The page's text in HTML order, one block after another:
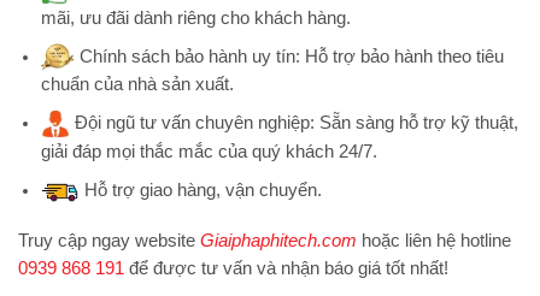
mãi, ưu đãi dành riêng cho khách hàng.
Chính sách bảo hành uy tín: Hỗ trợ bảo hành theo tiêu
chuẩn của nhà sản xuất.
Đội ngũ tư vấn chuyên nghiệp: Sẵn sàng hỗ trợ kỹ thuật,
giải đáp mọi thắc mắc của quý khách 24/7.
Hỗ trợgiao hàng, vận chuyển.
Truy cập ngay website Giaiphaphitech.com hoặc liên hệ hotline
0939 868 191 để được tư vấn và nhận báo giá tốt nhất!